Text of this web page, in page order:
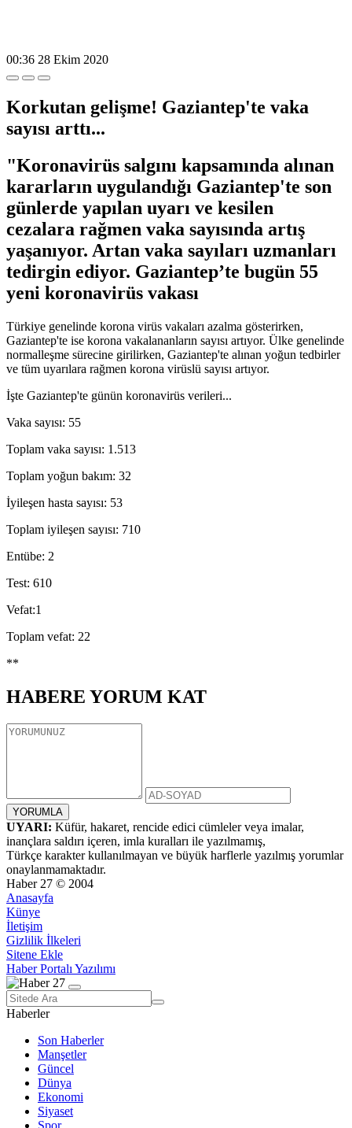
00:36 28 Ekim 2020
Korkutan gelişme! Gaziantep'te vaka
sayısı arttı...
"Koronavirüs salgını kapsamında alınan
kararların uygulandığı Gaziantep'te son
günlerde yapılan uyarı ve kesilen
cezalara rağmen vaka sayısında artış
yaşanıyor. Artan vaka sayıları uzmanları
tedirgin ediyor. Gaziantep’te bugün 55
yeni koronavirüs vakası
Türkiye genelinde korona virüs vakaları azalma gösterirken,
Gaziantep'te ise korona vakalananların sayısı artıyor. Ülke genelinde
normalleşme sürecine girilirken, Gaziantep'te alınan yoğun tedbirler
ve tüm uyarılara rağmen korona virüslü sayısı artıyor.
İşte Gaziantep'te günün koronavirüs verileri...
Vaka sayısı: 55
Toplam vaka sayısı: 1.513
Toplam yoğun bakım: 32
İyileşen hasta sayısı: 53
Toplam iyileşen sayısı: 710
Entübe: 2
Test: 610
Vefat:1
Toplam vefat: 22
**
HABERE YORUM KAT
UYARI: Küfür, hakaret, rencide edici cümleler veya imalar,
inançlara saldırı içeren, imla kuralları ile yazılmamış,
Türkçe karakter kullanılmayan ve büyük harflerle yazılmış yorumlar
onaylanmamaktadır.
Haber 27 © 2004
Anasayfa
Künye
İletişim
Gizlilik İlkeleri
Sitene Ekle
Haber Portalı Yazılımı
Haberler
Son Haberler
Manşetler
Güncel
Dünya
Ekonomi
Siyaset
Spor